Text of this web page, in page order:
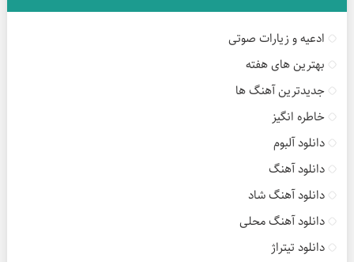
ادعیه و زیارات صوتی
بهترین های هفته
جدیدترین آهنگ ها
خاطره انگیز
دانلود آلبوم
دانلود آهنگ
دانلود آهنگ شاد
دانلود آهنگ محلی
دانلود تیتراژ